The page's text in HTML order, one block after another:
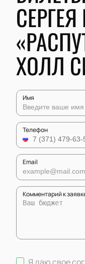
ХОЛЛ
Имя
Телефон
Email
Комментарий к